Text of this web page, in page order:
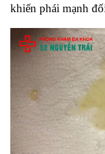
khiến phái mạnh